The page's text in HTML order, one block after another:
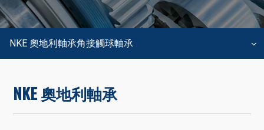
NKE 奧地利軸承角接觸球軸承
NKE 奧地利軸承